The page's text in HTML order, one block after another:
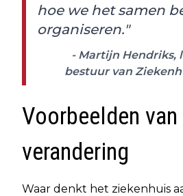
hoe we het samen
organiseren."
- Martijn Hendriks,
bestuur van
Voorbeelden van
verandering
Waar denkt het ziekenhuis